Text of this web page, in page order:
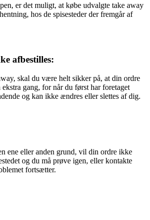
er det muligt, at købe udvalgte take away
hos de spisesteder der fremgår af
afbestilles:
skal du være helt sikker på, at din ordre
gang, for når du først har foretaget
og kan ikke ændres eller slettes af dig.
ene eller anden grund, vil din ordre ikke
og du må prøve igen, eller kontakte
fortsætter.